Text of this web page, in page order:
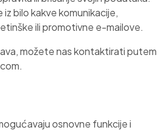
bilo kakve komunikacije,
ili promotivne e-mailove.
možete nas kontaktirati putem
osnovne funkcije i